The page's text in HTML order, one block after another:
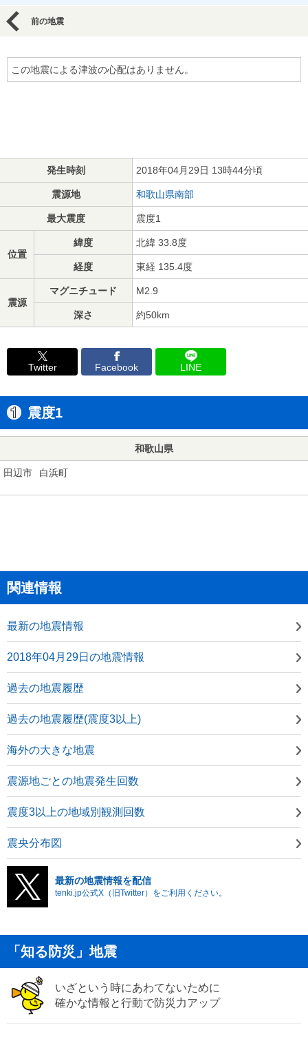
前の地震
この地震による津波の心配はありません。
発生時刻 2018年04月29日 13時44分頃
震源地 和歌山県南部
最大震度 震度1
位置
緯度 北緯 33.8度
経度 東経 135.4度
震源
マグニチュード M2.9
深さ 約50km
Twitter Facebook LINE
震度1
和歌山県
田辺市 白浜町
関連情報
最新の地震情報
2018年04月29日の地震情報
過去の地震履歴
過去の地震履歴(震度3以上)
海外の大きな地震
震源地ごとの地震発生回数
震度3以上の地域別観測回数
震央分布図
最新の地震情報を配信
tenki.jp公式X（旧Twitter）をご利用ください。
「知る防災」地震
いざという時にあわてないために
確かな情報と行動で防災力アップ